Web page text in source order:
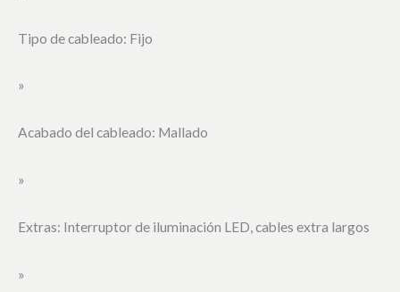
Tipo de cableado: Fijo
»
Acabado del cableado: Mallado
»
Extras: Interruptor de iluminación LED, cables extra largos
»